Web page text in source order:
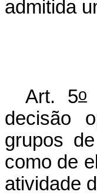
admitida
Art. 5o
decisão
grupos
como de
atividade